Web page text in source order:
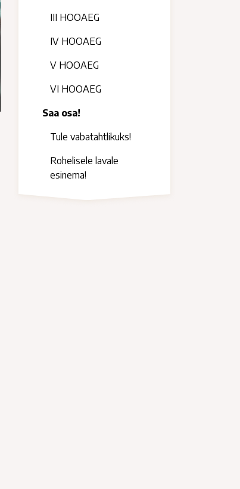
III HOOAEG
IV HOOAEG
V HOOAEG
VI HOOAEG
Saa osa!
Tule vabatahtlikuks!
Rohelisele lavale
esinema!